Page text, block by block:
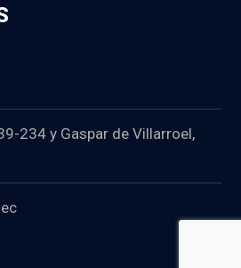
234 y Gaspar de Villarroel,